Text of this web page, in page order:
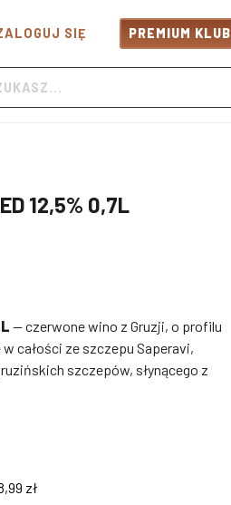
SIĘ PREMIUM KLUB
12,5% 0,7L
— czerwone wino z Gruzji, o profilu
całości ze szczepu Saperavi,
szczepów, słynącego z
zł